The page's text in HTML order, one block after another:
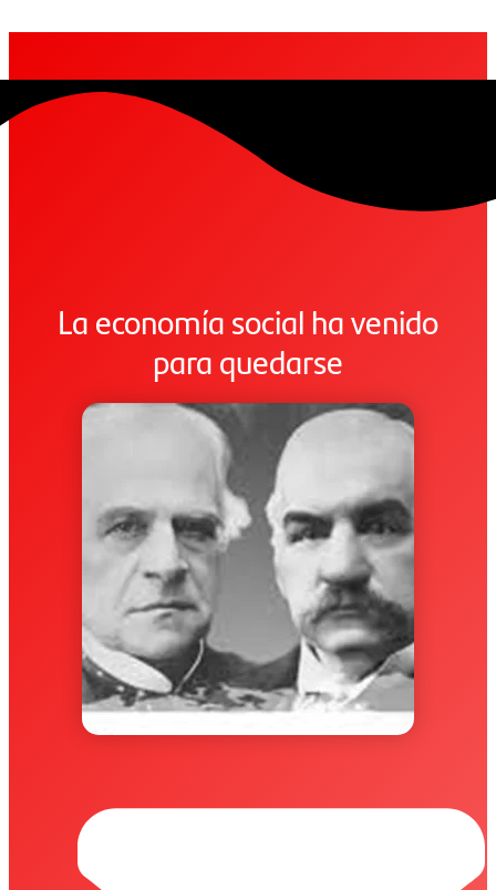
La economía social ha venido
para quedarse